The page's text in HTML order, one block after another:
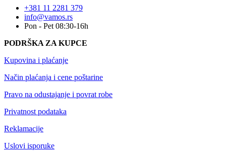
+381 11 2281 379
info@vamos.rs
Pon - Pet 08:30-16h
PODRŠKA ZA KUPCE
Kupovina i plaćanje
Način plaćanja i cene poštarine
Pravo na odustajanje i povrat robe
Privatnost podataka
Reklamacije
Uslovi isporuke